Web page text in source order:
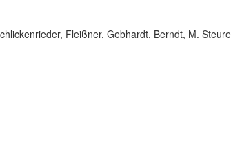
Fleißner, Gebhardt, Berndt, M.